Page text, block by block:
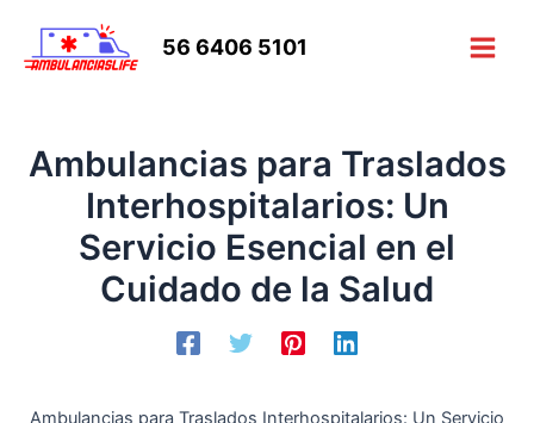
contenido
56 6406 5101
Main
Ambulancias para Traslados
Interhospitalarios: Un
Servicio Esencial en el
Cuidado de la Salud
Ambulancias para Traslados Interhospitalarios: Un Servicio